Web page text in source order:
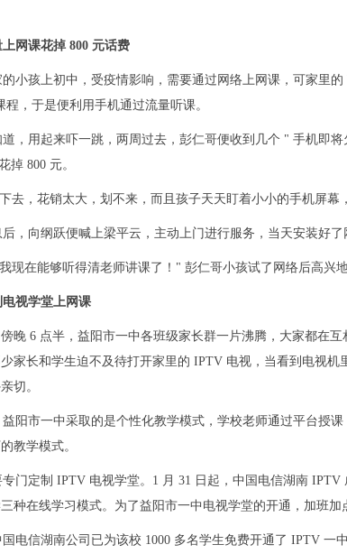
网课花掉 800 元话费
小孩上初中，受疫情影响，需要通过网络上网课，可家里
程，于是便利用手机通过流量听课。
，用起来吓一跳，两周过去，彭仁哥便收到几个 " 手机即
掉 800 元。
去，花销太大，划不来，而且孩子天天盯着小小的手机屏幕
，向纲跃便喊上梁平云，主动上门进行服务，当天安装好了
现在能够听得清老师讲课了！" 彭仁哥小孩试了网络后高兴地
视学堂上网课
晚 6 点半，益阳市一中各班级家长群一片沸腾，大家都在
家长和学生迫不及待打开家里的 IPTV 电视，当看到电视机
切。
阳市一中采取的是个性化教学模式，学校老师通过平台授
教学模式。
门定制 IPTV 电视学堂。1 月 31 日起，中国电信湖南
种在线学习模式。为了益阳市一中电视学堂的开通，加班加
国电信湖南公司已为该校 1000 多名学生免费开通了 IPTV 一中